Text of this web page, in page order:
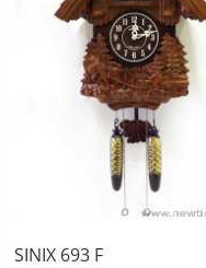
SINIX 693 F